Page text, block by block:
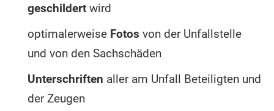
geschildert wird
optimalerweise Fotos von der Unfallstelle
und von den Sachschäden
Unterschriften aller am Unfall Beteiligten und
der Zeugen